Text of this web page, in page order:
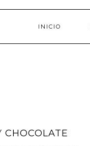
INICIO
CHOCOLATE